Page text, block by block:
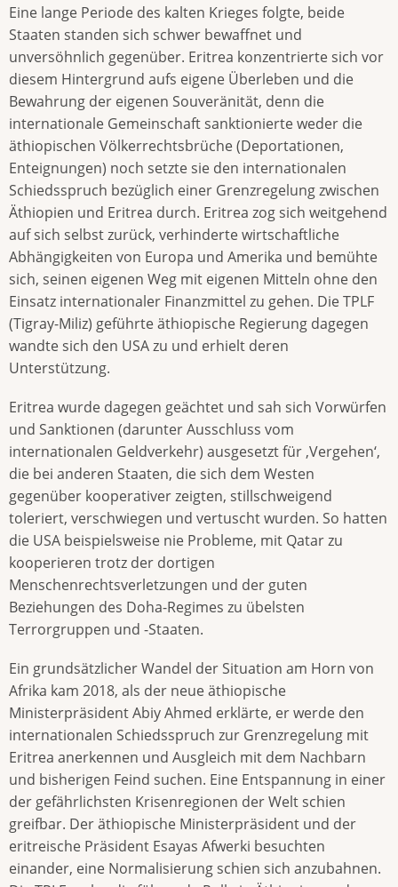
Eine lange Periode des kalten Krieges folgte, beide
Staaten standen sich schwer bewaffnet und
unversöhnlich gegenüber. Eritrea konzentrierte sich vor
diesem Hintergrund aufs eigene Überleben und die
Bewahrung der eigenen Souveränität, denn die
internationale Gemeinschaft sanktionierte weder die
äthiopischen Völkerrechtsbrüche (Deportationen,
Enteignungen) noch setzte sie den internationalen
Schiedsspruch bezüglich einer Grenzregelung zwischen
Äthiopien und Eritrea durch. Eritrea zog sich weitgehend
auf sich selbst zurück, verhinderte wirtschaftliche
Abhängigkeiten von Europa und Amerika und bemühte
sich, seinen eigenen Weg mit eigenen Mitteln ohne den
Einsatz internationaler Finanzmittel zu gehen. Die TPLF
(Tigray-Miliz) geführte äthiopische Regierung dagegen
wandte sich den USA zu und erhielt deren
Unterstützung.
Eritrea wurde dagegen geächtet und sah sich Vorwürfen
und Sanktionen (darunter Ausschluss vom
internationalen Geldverkehr) ausgesetzt für ‚Vergehen‘,
die bei anderen Staaten, die sich dem Westen
gegenüber kooperativer zeigten, stillschweigend
toleriert, verschwiegen und vertuscht wurden. So hatten
die USA beispielsweise nie Probleme, mit Qatar zu
kooperieren trotz der dortigen
Menschenrechtsverletzungen und der guten
Beziehungen des Doha-Regimes zu übelsten
Terrorgruppen und -Staaten.
Ein grundsätzlicher Wandel der Situation am Horn von
Afrika kam 2018, als der neue äthiopische
Ministerpräsident Abiy Ahmed erklärte, er werde den
internationalen Schiedsspruch zur Grenzregelung mit
Eritrea anerkennen und Ausgleich mit dem Nachbarn
und bisherigen Feind suchen. Eine Entspannung in einer
der gefährlichsten Krisenregionen der Welt schien
greifbar. Der äthiopische Ministerpräsident und der
eritreische Präsident Esayas Afwerki besuchten
einander, eine Normalisierung schien sich anzubahnen.